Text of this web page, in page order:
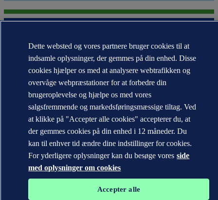
Varemærkerne DNV GL®, DNV®, Horizon Graphic og Det
Norske Veritas® tilhører virksomheder i Det Norske Veritas-
koncernen. Alle rettigheder forbeholdes.
WHEN TRUST MATTERS
Dette websted og vores partnere bruger cookies til at
indsamle oplysninger, der gemmes på din enhed. Disse
cookies hjælper os med at analysere webtrafikken og
overvåge webpræstationer for at forbedre din
brugeroplevelse og hjælpe os med vores
salgsfremmende og markedsføringsmæssige tiltag. Ved
at klikke på "Accepter alle cookies" accepterer du, at
der gemmes cookies på din enhed i 12 måneder. Du
kan til enhver tid ændre dine indstillinger for cookies.
For yderligere oplysninger kan du besøge vores side
med oplysninger om cookies
Accepter alle